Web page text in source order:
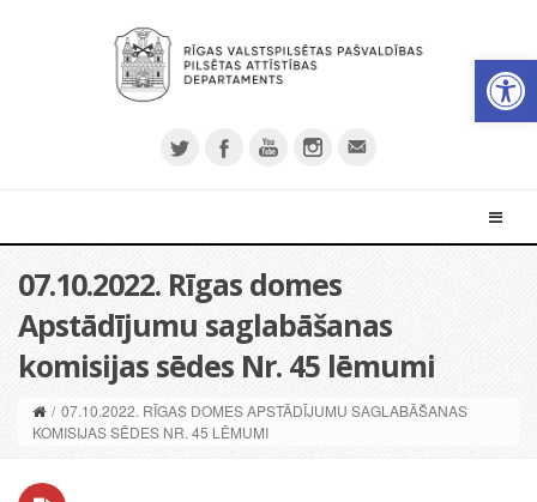
07.10.2022. Rīgas domes
Apstādījumu saglabāšanas
komisijas sēdes Nr. 45 lēmumi
/ 07.10.2022. RĪGAS DOMES APSTĀDĪJUMU SAGLABĀŠANAS
KOMISIJAS SĒDES NR. 45 LĒMUMI